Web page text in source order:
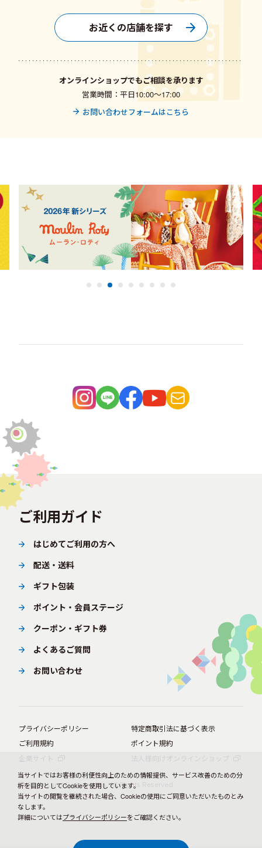
お近くの店舗を探す
オンラインショップでもご相談を承ります
営業時間：平日10:00〜17:00
お問い合わせフォームはこちら
ご利用ガイド
はじめてご利用の方へ
配送・送料
ギフト包装
ポイント・会員ステージ
クーポン・ギフト券
よくあるご質問
お問い合わせ
プライバシーポリシー
特定商取引法に基づく表示
ご利用規約
ポイント規約
© BørneLund Corporation. All Rights Reserved.
当サイトではお客様の利便性向上のための情報提供、サービス改善のための分
析を目的としてCookieを使用しています。
当サイトの閲覧を継続された場合、Cookieの使用にご同意いただいたものとみ
なします。
詳細についてはプライバシーポリシーをご確認ください。